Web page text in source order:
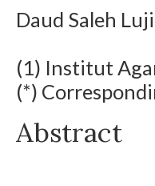
Daud Saleh Luji
(1) Institut
(*)
Abstract